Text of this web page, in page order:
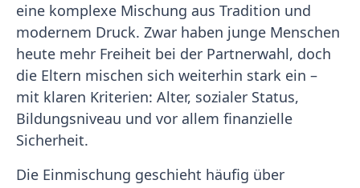
eine komplexe Mischung aus Tradition und
modernem Druck. Zwar haben junge Menschen
heute mehr Freiheit bei der Partnerwahl, doch
die Eltern mischen sich weiterhin stark ein –
mit klaren Kriterien: Alter, sozialer Status,
Bildungsniveau und vor allem finanzielle
Sicherheit.
Die Einmischung geschieht häufig über